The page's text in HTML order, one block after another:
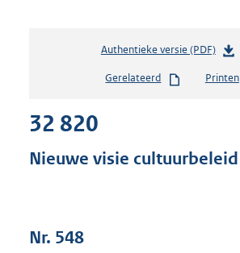
Authentieke versie (PDF)b
s
s
Gerelateerd Printen
32 820
Nieuwe visie cultuurbeleid
Nr. 548